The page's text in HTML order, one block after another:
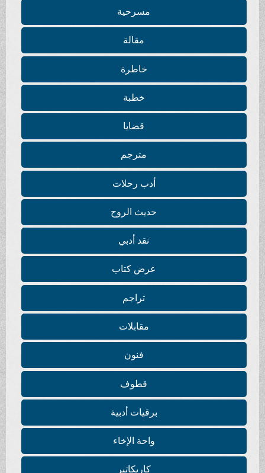
مسرحية
مقالة
خاطرة
خطبة
قضايا
مترجم
أدب رحلات
حديث الروح
نقد أدبي
عرض كتاب
تراجم
مقابلات
فنون
قطوف
برقيات أدبية
واحة الإخاء
كاريكاتير